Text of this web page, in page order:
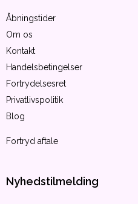
Åbningstider
Om os
Kontakt
Handelsbetingelser
Fortrydelsesret
Privatlivspolitik
Blog
Fortryd aftale
Nyhedstilmelding